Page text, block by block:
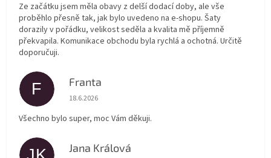
Ze začátku jsem měla obavy z delší dodací doby, ale vše
proběhlo přesně tak, jak bylo uvedeno na e-shopu. Šaty
dorazily v pořádku, velikost seděla a kvalita mě příjemně
překvapila. Komunikace obchodu byla rychlá a ochotná. Určitě
doporučuji.
F Franta
Hodnocení obchodu je 5 z 5 hvězdiček.
18.6.2026
Všechno bylo super, moc Vám děkuji.
Jana Králová